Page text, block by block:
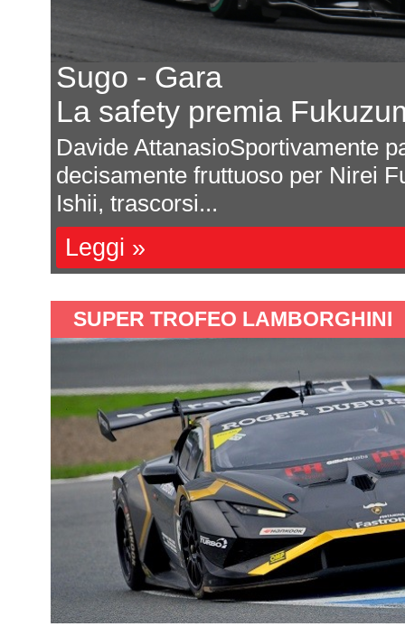
un periodo
Il 29enne di
Porsche
E osserva il
Michele Montesano
programma ufficiale
SportsCar
SUPER TROFEO LAMBORGHINI